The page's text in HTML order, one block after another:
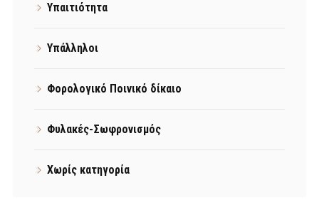
Υπαιτιότητα
Υπάλληλοι
Φορολογικό Ποινικό δίκαιο
Φυλακές-Σωφρονισμός
Χωρίς κατηγορία